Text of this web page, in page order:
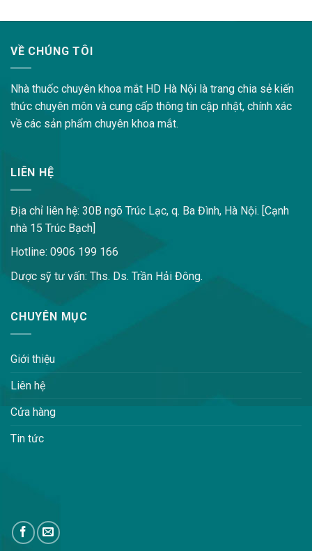
VỀ CHÚNG TÔI
Nhà thuốc chuyên khoa mắt HD Hà Nội là trang chia sẻ kiến
thức chuyên môn và cung cấp thông tin cập nhật, chính xác
về các sản phẩm chuyên khoa mắt.
LIÊN HỆ
Địa chỉ liên hệ: 30B ngõ Trúc Lạc, q. Ba Đình, Hà Nội. [Cạnh
nhà 15 Trúc Bạch]
Hotline: 0906 199 166
Dược sỹ tư vấn: Ths. Ds. Trần Hải Đông.
CHUYÊN MỤC
Giới thiệu
Liên hệ
Cửa hàng
Tin tức